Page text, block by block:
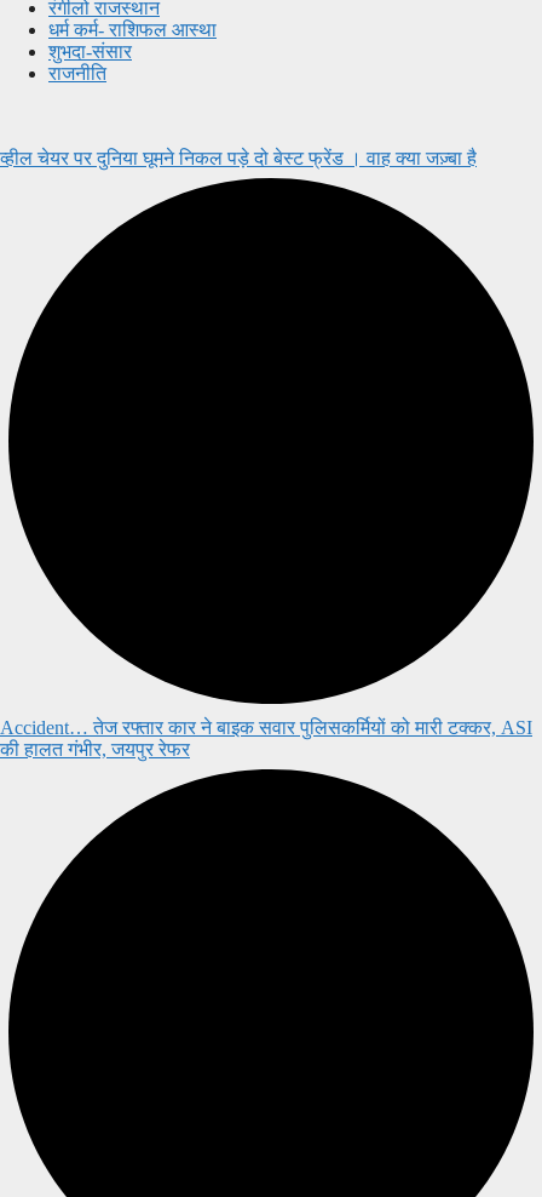
रंगीलो राजस्थान
धर्म कर्म- राशिफल आस्था
शुभदा-संसार
राजनीति
व्हील चेयर पर दुनिया घूमने निकल पड़े दो बेस्ट फ्रेंड । वाह क्या जज़्बा है
Accident… तेज रफ्तार कार ने बाइक सवार पुलिसकर्मियों को मारी टक्कर, ASI
की हालत गंभीर, जयपुर रेफर